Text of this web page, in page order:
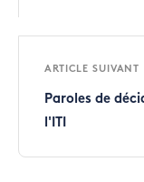
ARTICLE SUIVANT
Paroles de
l'ITI